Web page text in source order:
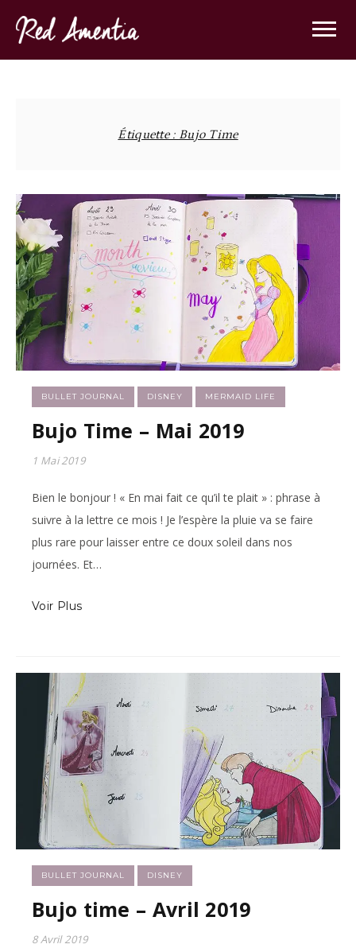
Étiquette : Bujo Time
BULLET JOURNAL DISNEY MERMAID LIFE
Bujo Time – Mai 2019
1 Mai 2019
Bien le bonjour ! « En mai fait ce qu’il te plait » : phrase à
suivre à la lettre ce mois ! Je l’espère la pluie va se faire
plus rare pour laisser entre ce doux soleil dans nos
journées. Et…
Voir Plus
BULLET JOURNAL DISNEY
Bujo time – Avril 2019
8 Avril 2019